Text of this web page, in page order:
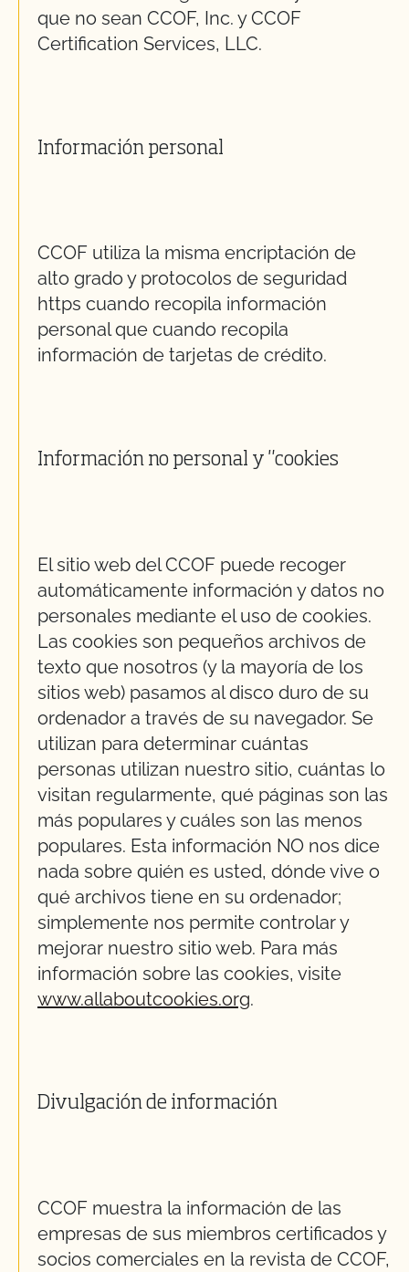
que no sean CCOF, Inc. y CCOF
Certification Services, LLC.
Información personal
CCOF utiliza la misma encriptación de
alto grado y protocolos de seguridad
https cuando recopila información
personal que cuando recopila
información de tarjetas de crédito.
Información no personal y "cookies
El sitio web del CCOF puede recoger
automáticamente información y datos no
personales mediante el uso de cookies.
Las cookies son pequeños archivos de
texto que nosotros (y la mayoría de los
sitios web) pasamos al disco duro de su
ordenador a través de su navegador. Se
utilizan para determinar cuántas
personas utilizan nuestro sitio, cuántas lo
visitan regularmente, qué páginas son las
más populares y cuáles son las menos
populares. Esta información NO nos dice
nada sobre quién es usted, dónde vive o
qué archivos tiene en su ordenador;
simplemente nos permite controlar y
mejorar nuestro sitio web. Para más
información sobre las cookies, visite
www.allaboutcookies.org.
Divulgación de información
CCOF muestra la información de las
empresas de sus miembros certificados y
socios comerciales en la revista de CCOF,